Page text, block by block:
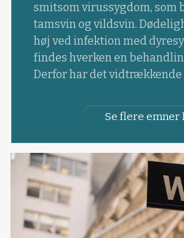
smitsom virussygdom, som
tamsvin og vildsvin.
høj ved infektion med
findes hverken en
Derfor har det vidtrækkende
Se flere emner